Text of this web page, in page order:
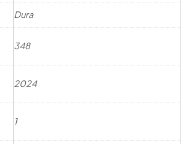
Dura
348
2024
1